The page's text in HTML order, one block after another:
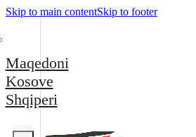
Skip to main contentSkip to footer
Maqedoni
Kosove
Shqiperi